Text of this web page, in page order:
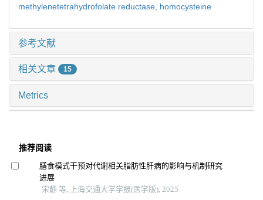
methylenetetrahydrofolate reductase, homocysteine
参考文献
相关文章 15
Metrics
推荐阅读
膳食模式干预对代谢相关脂肪性肝病的影响与机制研究
进展
宋静 等, 上海交通大学学报(医学版), 2025